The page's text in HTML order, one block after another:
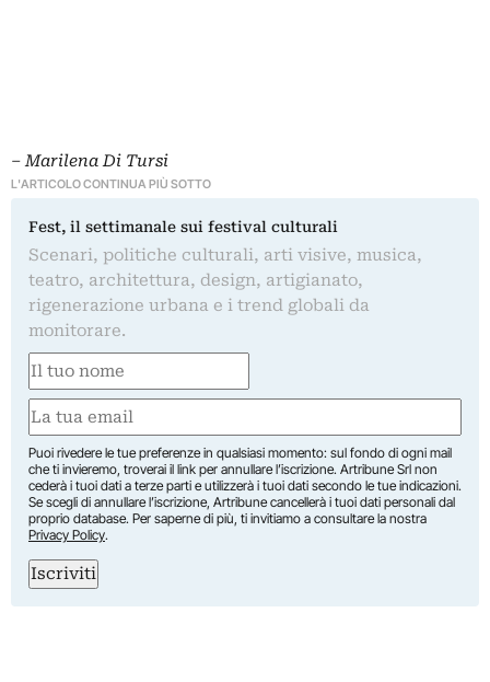
– Marilena Di Tursi
L'ARTICOLO CONTINUA PIÙ SOTTO
Fest, il settimanale sui festival culturali
Scenari, politiche culturali, arti visive, musica,
teatro, architettura, design, artigianato,
rigenerazione urbana e i trend globali da
monitorare.
Nome
Email (Obbligatorio)
Puoi rivedere le tue preferenze in qualsiasi momento: sul fondo di ogni mail
che ti invieremo, troverai il link per annullare l’iscrizione. Artribune Srl non
cederà i tuoi dati a terze parti e utilizzerà i tuoi dati secondo le tue indicazioni.
Se scegli di annullare l’iscrizione, Artribune cancellerà i tuoi dati personali dal
proprio database. Per saperne di più, ti invitiamo a consultare la nostra
Privacy Policy.
Iscriviti